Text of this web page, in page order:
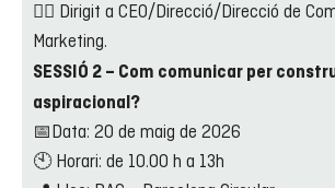
👉🏼 Dirigit a CEO/Direcció/Direcció de
Marketing.
SESSIÓ 2 – Com comunicar per
aspiracional?
📅Data: 20 de maig de 2026
🕙 Horari: de 10.00 h a 13h